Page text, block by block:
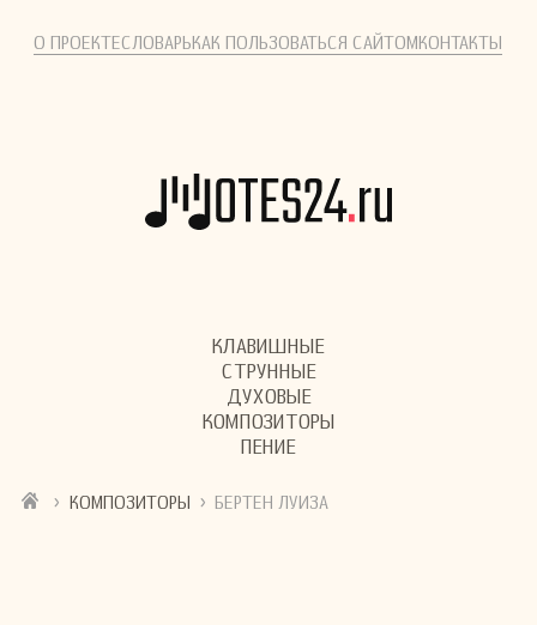
О ПРОЕКТЕСЛОВАРЬКАК ПОЛЬЗОВАТЬСЯ САЙТОМКОНТАКТЫ
КЛАВИШНЫЕ
СТРУННЫЕ
ДУХОВЫЕ
КОМПОЗИТОРЫ
ПЕНИЕ
› КОМПОЗИТОРЫ › БЕРТЕН ЛУИЗА